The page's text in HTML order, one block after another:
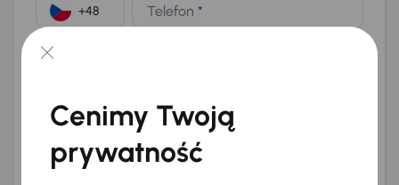
Telefon *
E-mail
Na numer telefonu (opcjonalnie)
Wyślij zapytanie
Cenimy Twoją
prywatność